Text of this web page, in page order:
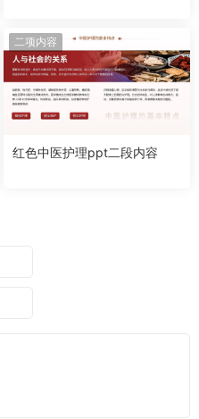
二项内容
红色中医护理ppt二段内容